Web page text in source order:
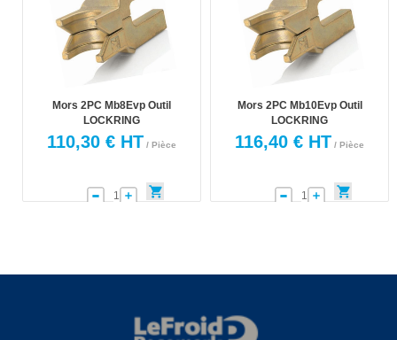
Mors 2PC Mb8Evp Outil
LOCKRING
110,30 € HT / Pièce
Mors 2PC Mb10Evp Outil
LOCKRING
116,40 € HT / Pièce